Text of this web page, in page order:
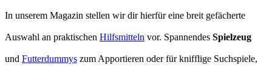
In unserem Magazin stellen wir dir hierfür eine breit gefächerte
Auswahl an praktischen Hilfsmitteln vor. Spannendes Spielzeug
und Futterdummys zum Apportieren oder für knifflige Suchspiele,